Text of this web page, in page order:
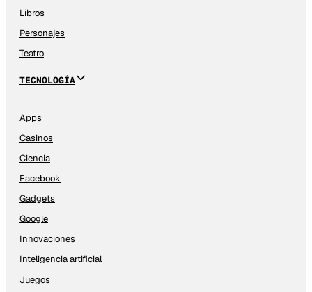
Libros
Personajes
Teatro
TECNOLOGÍA
Apps
Casinos
Ciencia
Facebook
Gadgets
Google
Innovaciones
Inteligencia artificial
Juegos